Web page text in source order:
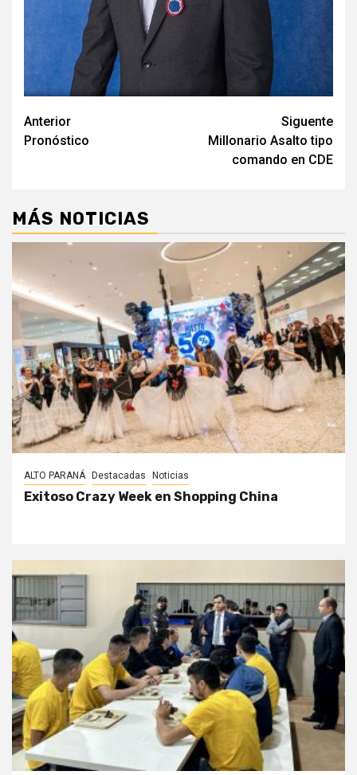
Navegación
de
Anterior
Pronóstico
Siguente
Millonario Asalto tipo
comando en CDE
MÁS NOTICIAS
ALTO PARANÁ Destacadas Noticias
Exitoso Crazy Week en Shopping China